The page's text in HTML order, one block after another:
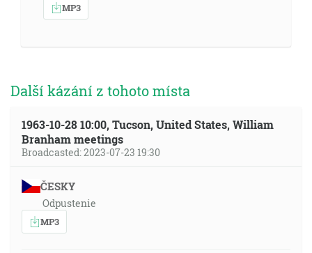
MP3
Další kázání z tohoto místa
1963-10-28 10:00, Tucson, United States, William
Branham meetings
Broadcasted: 2023-07-23 19:30
ČESKY
Odpustenie
MP3